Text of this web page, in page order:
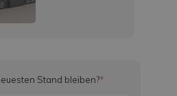
Stand bleiben?*